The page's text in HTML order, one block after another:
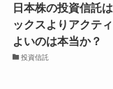
日本株の投資信託
ックスよりアクテ
よいのは本当か？
投資信託